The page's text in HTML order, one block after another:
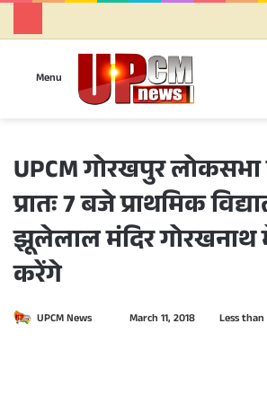
Menu
UPCM गोरखपुर
प्रातः 7 बजे प्राथमिक
झूलेलाल मंदिर गोरखनाथ
करेंगे
UPCM News March 11, 2018 Less